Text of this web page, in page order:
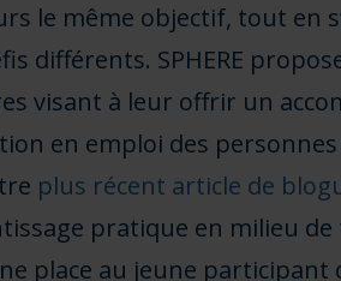
le même objectif, tout en
différents. SPHERE
visant à leur offrir un
en emploi des
plus récent article de
pratique en milieu de
place au jeune